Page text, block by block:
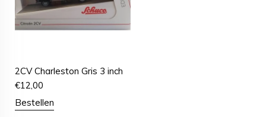
2CV Charleston Gris 3 inch
€12,00
Bestellen